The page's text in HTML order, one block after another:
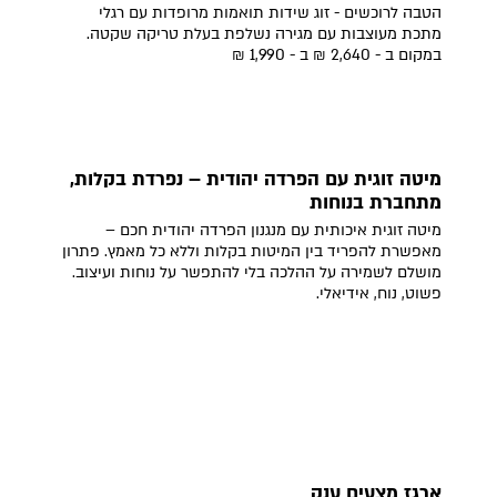
הטבה לרוכשים - זוג שידות תואמות מרופדות עם רגלי
מתכת מעוצבות עם מגירה נשלפת בעלת טריקה שקטה.
במקום ב - 2,640 ₪ ב - 1,990 ₪
מיטה זוגית עם הפרדה יהודית – נפרדת בקלות,
מתחברת בנוחות
מיטה זוגית איכותית עם מנגנון הפרדה יהודית חכם –
מאפשרת להפריד בין המיטות בקלות וללא כל מאמץ. פתרון
מושלם לשמירה על ההלכה בלי להתפשר על נוחות ועיצוב.
פשוט, נוח, אידיאלי.